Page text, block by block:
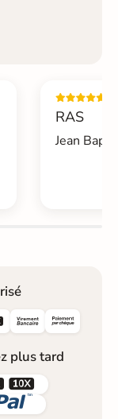
RAS
Jean
plus tard
